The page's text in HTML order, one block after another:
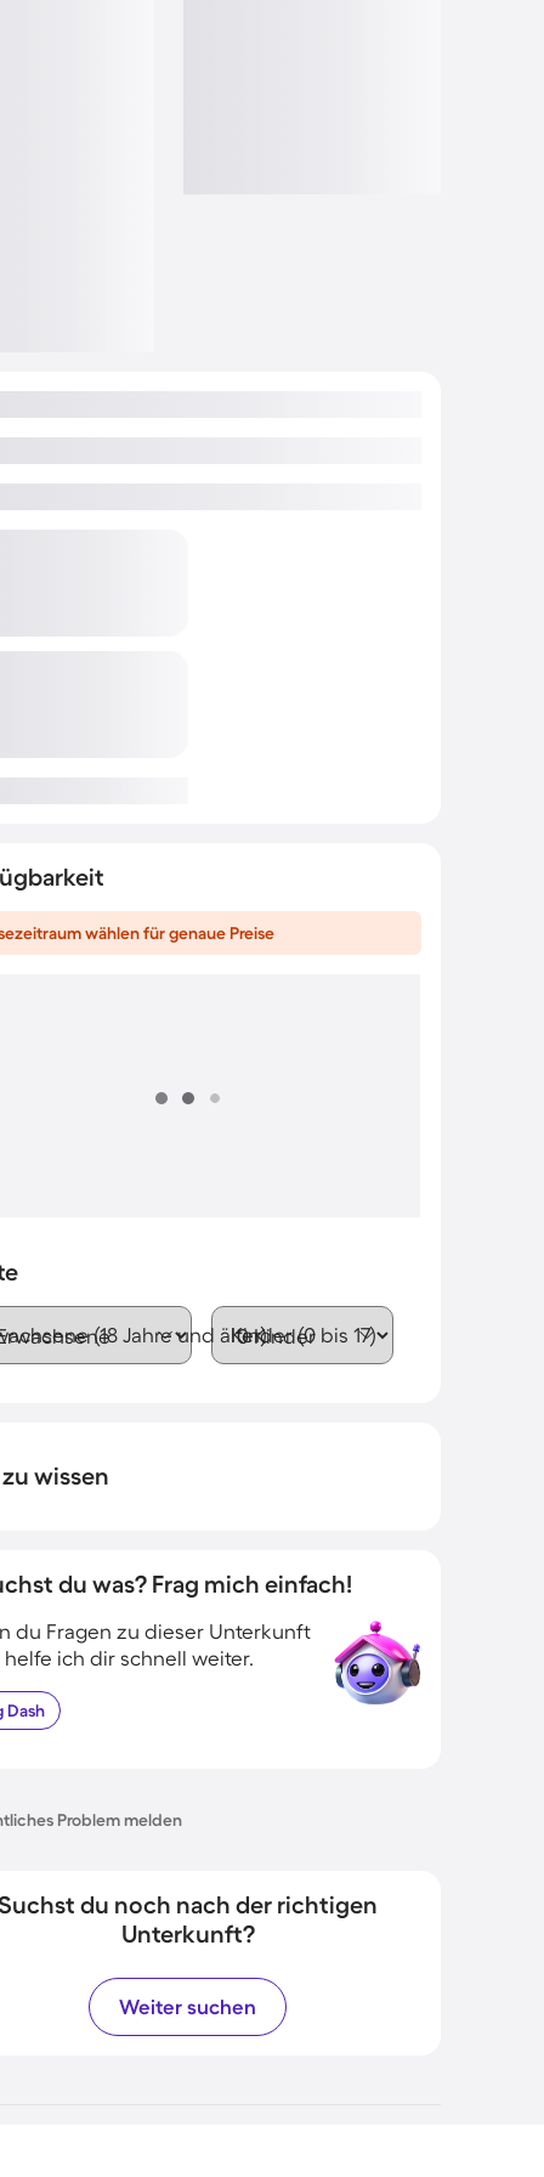
wählen für genaue Preise
(18 Jahre und älter)Kinder (0 bis 17)
wissen
du was? Frag mich einfach!
du Fragen zu dieser Unterkunft
helfe ich dir schnell weiter.
Dash
Problem melden
du noch nach der richtigen
Unterkunft?
Weiter suchen